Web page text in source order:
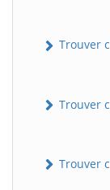
Trouver
Trouver
Trouver